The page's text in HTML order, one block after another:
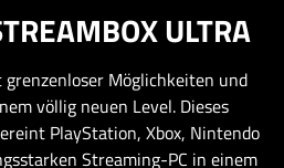
ULTRA
Möglichkeiten und
völlig neuen Level. Dieses
PlayStation, Xbox, Nintendo
Streaming-PC in einem